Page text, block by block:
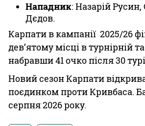
Нападник: Назарій
Дєдов.
Карпати в кампанії 2025/26
дев’ятому місці в турнірній
набравши 41 очко після 30
Новий сезон Карпати
поєдинком проти Кривбаса.
серпня 2026 року.